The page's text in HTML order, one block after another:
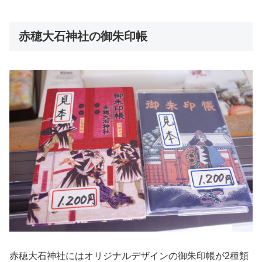
赤穂大石神社の御朱印帳
赤穂大石神社にはオリジナルデザインの御朱印帳が2種類